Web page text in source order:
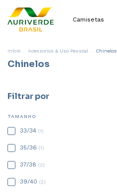
Camisetas
Início Acessorios & Uso Pessoal Chinelos
Chinelos
Filtrar por
TAMANHO
33/34 (1)
35/36 (1)
37/38 (2)
39/40 (2)